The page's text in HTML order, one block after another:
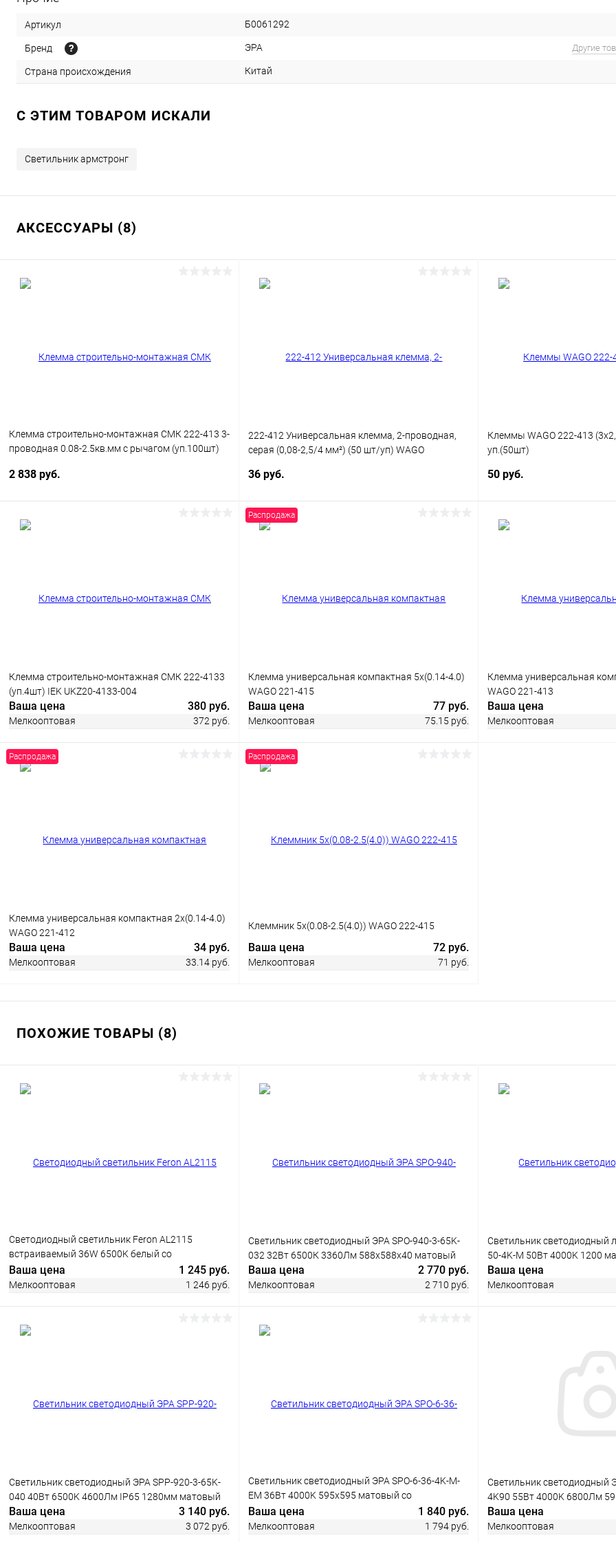
Артикул Б0061292
Бренд ЭРА Другие
Страна происхождения Китай
C ЭТИМ ТОВАРОМ ИСКАЛИ
Светильник армстронг
АКСЕССУАРЫ (8)
Клемма строительно-монтажная СМК 222-413 3-
проводная 0.08-2.5кв.мм с рычагом (уп.100шт)
2 838 руб.
222-412 Универсальная клемма, 2-проводная,
серая (0,08-2,5/4 мм²) (50 шт/уп) WAGO
36 руб.
Клеммы WAGO 222-413
уп.(50шт)
50 руб.
Клемма строительно-монтажная СМК 222-4133
(уп.4шт) IEK UKZ20-4133-004
Ваша цена 380 руб.
Мелкооптовая 372 руб.
Распродажа
Клемма универсальная компактная 5х(0.14-4.0)
WAGO 221-415
Ваша цена 77 руб.
Мелкооптовая 75.15 руб.
Клемма универсальная
WAGO 221-413
Ваша цена
Мелкооптовая
Распродажа
Клемма универсальная компактная 2х(0.14-4.0)
WAGO 221-412
Ваша цена 34 руб.
Мелкооптовая 33.14 руб.
В корзину
В избранное
Распродажа
Клеммник 5х(0.08-2.5(4.0)) WAGO 222-415
Ваша цена 72 руб.
Мелкооптовая 71 руб.
В избранное
ПОХОЖИЕ ТОВАРЫ (8)
Светодиодный светильник Feron AL2115
встраиваемый 36W 6500K белый со
встроенным ЭПРА
Ваша цена 1 245 руб.
Мелкооптовая 1 246 руб.
Светильник светодиодный ЭРА SPO-940-3-65K-
032 32Вт 6500К 3360Лм 588x588x40 матовый
Ваша цена 2 770 руб.
Мелкооптовая 2 710 руб.
Светильник светодиодный
50-4K-M 50Вт 4000K 1200
Ваша цена
Мелкооптовая
Светильник светодиодный ЭРА SPP-920-3-65K-
040 40Вт 6500K 4600Лм IP65 1280мм матовый
Ваша цена 3 140 руб.
Мелкооптовая 3 072 руб.
Светильник светодиодный ЭРА SPO-6-36-4K-M-
EM 36Вт 4000K 595х595 матовый со
встроенным БАП 1час
Ваша цена 1 840 руб.
Мелкооптовая 1 794 руб.
Светильник светодиодный
4K90 55Вт 4000K 6800Лм
Ваша цена
Мелкооптовая